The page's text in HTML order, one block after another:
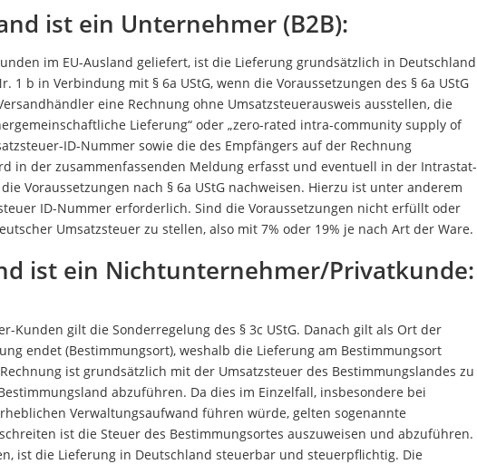
ist ein Unternehmer (B2B):
im EU-Ausland geliefert, ist die Lieferung grundsätzlich in Deutschland
1 b in Verbindung mit § 6a UStG, wenn die Voraussetzungen des § 6a UStG
eine Rechnung ohne Umsatzsteuerausweis ausstellen, die
Lieferung“ oder „zero-rated intra-community supply of
ID-Nummer sowie die des Empfängers auf der Rechnung
in der zusammenfassenden Meldung erfasst und eventuell in der Intrastat-
Voraussetzungen nach § 6a UStG nachweisen. Hierzu ist unter anderem
ID-Nummer erforderlich. Sind die Voraussetzungen nicht erfüllt oder
Umsatzsteuer zu stellen, also mit 7% oder 19% je nach Art der Ware.
ist ein Nichtunternehmer/Privatkunde:
Kunden gilt die Sonderregelung des § 3c UStG. Danach gilt als Ort der
endet (Bestimmungsort), weshalb die Lieferung am Bestimmungsort
ist grundsätzlich mit der Umsatzsteuer des Bestimmungslandes zu
abzuführen. Da dies im Einzelfall, insbesondere bei
Verwaltungsaufwand führen würde, gelten sogenannte
ist die Steuer des Bestimmungsortes auszuweisen und abzuführen.
ist die Lieferung in Deutschland steuerbar und steuerpflichtig. Die